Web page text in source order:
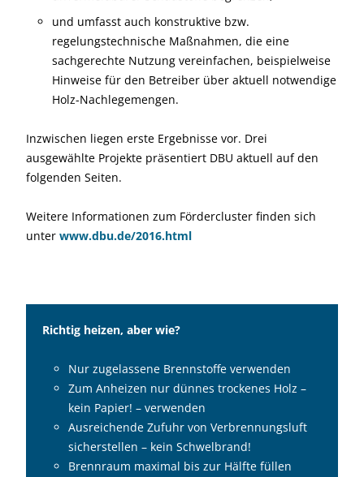
und umfasst auch konstruktive bzw.
regelungstechnische Maßnahmen, die eine
sachgerechte Nutzung vereinfachen, beispielweise
Hinweise für den Betreiber über aktuell notwendige
Holz-Nachlegemengen.
Inzwischen liegen erste Ergebnisse vor. Drei
ausgewählte Projekte präsentiert DBU aktuell auf den
folgenden Seiten.
Weitere Informationen zum Förder­cluster finden sich
unter www.dbu.de/2016.html
Richtig heizen, aber wie?
Nur zugelassene Brennstoffe verwenden
Zum Anheizen nur dünnes trockenes Holz –
kein Papier! – verwenden
Ausreichende Zufuhr von Verbrennungsluft
sicherstellen – kein Schwelbrand!
Brennraum maximal bis zur Hälfte füllen